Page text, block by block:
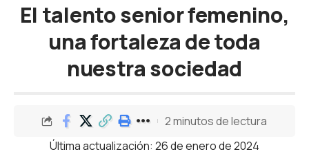
El talento senior femenino,
una fortaleza de toda
nuestra sociedad
Última actualización: 26 de enero de 2024
2 minutos de lectura